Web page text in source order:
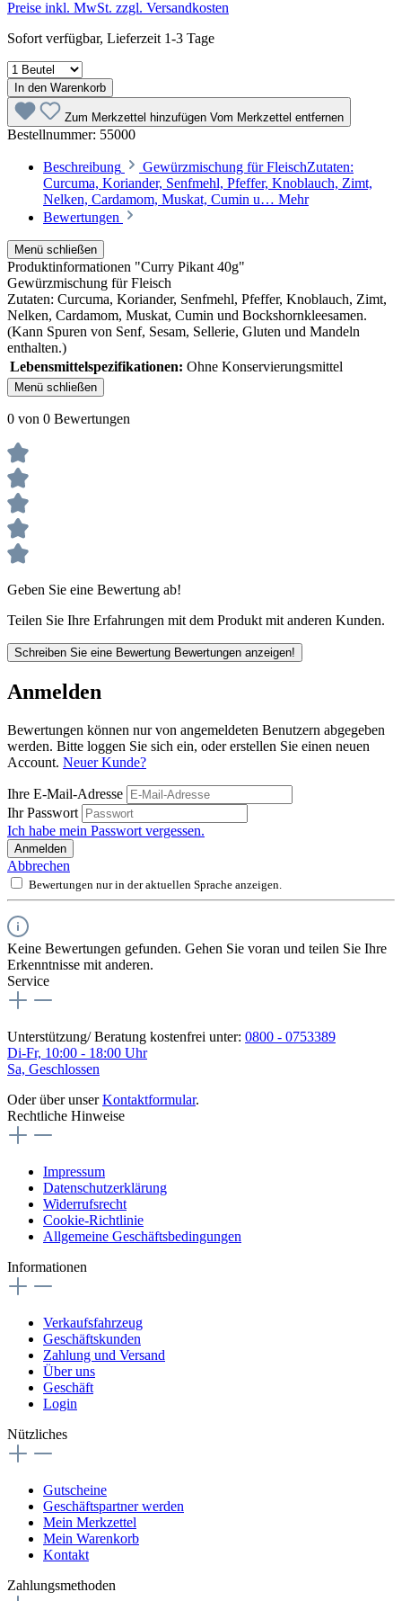
Preise inkl. MwSt. zzgl. Versandkosten
Sofort verfügbar, Lieferzeit 1-3 Tage
In den Warenkorb
Zum Merkzettel hinzufügen Vom Merkzettel entfernen
Bestellnummer: 55000
Beschreibung
Gewürzmischung für FleischZutaten:
Curcuma, Koriander, Senfmehl, Pfeffer, Knoblauch, Zimt,
Nelken, Cardamom, Muskat, Cumin u… Mehr
Bewertungen
Menü schließen
Produktinformationen "Curry Pikant 40g"
Gewürzmischung für Fleisch
Zutaten: Curcuma, Koriander, Senfmehl, Pfeffer, Knoblauch, Zimt,
Nelken, Cardamom, Muskat, Cumin und Bockshornkleesamen.
(Kann Spuren von Senf, Sesam, Sellerie, Gluten und Mandeln
enthalten.)
Lebensmittelspezifikationen: Ohne Konservierungsmittel
Menü schließen
0 von 0 Bewertungen
Geben Sie eine Bewertung ab!
Teilen Sie Ihre Erfahrungen mit dem Produkt mit anderen Kunden.
Schreiben Sie eine Bewertung Bewertungen anzeigen!
Anmelden
Bewertungen können nur von angemeldeten Benutzern abgegeben
werden. Bitte loggen Sie sich ein, oder erstellen Sie einen neuen
Account. Neuer Kunde?
Ihre E-Mail-Adresse
Ihr Passwort
Ich habe mein Passwort vergessen.
Anmelden
Abbrechen
Bewertungen nur in der aktuellen Sprache anzeigen.
Keine Bewertungen gefunden. Gehen Sie voran und teilen Sie Ihre
Erkenntnisse mit anderen.
Service
Unterstützung/ Beratung kostenfrei unter: 0800 - 0753389
Di-Fr, 10:00 - 18:00 Uhr
Sa, Geschlossen
Oder über unserKontaktformular.
Rechtliche Hinweise
Impressum
Datenschutzerklärung
Widerrufsrecht
Cookie-Richtlinie
Allgemeine Geschäftsbedingungen
Informationen
Verkaufsfahrzeug
Geschäftskunden
Zahlung und Versand
Über uns
Geschäft
Login
Nützliches
Gutscheine
Geschäftspartner werden
Mein Merkzettel
Mein Warenkorb
Kontakt
Zahlungsmethoden